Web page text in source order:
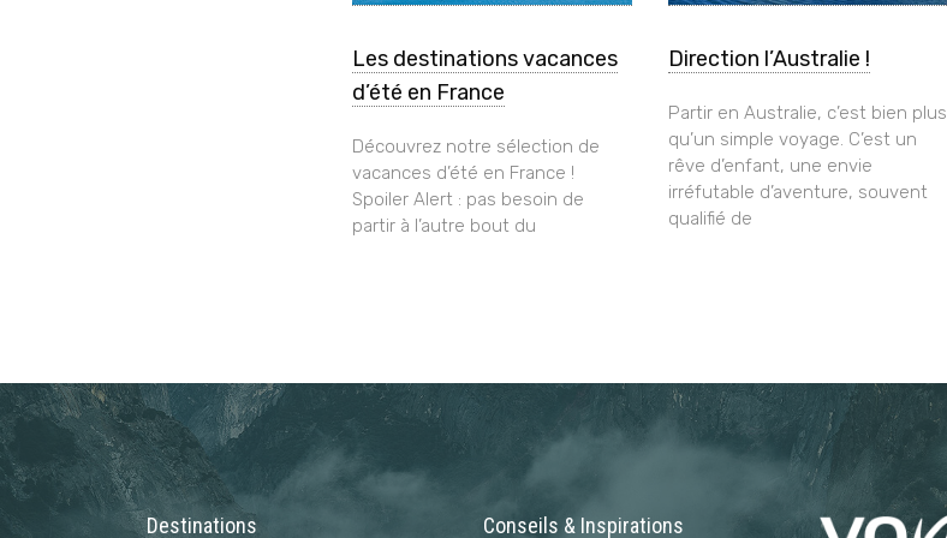
Les destinations vacances
d’été en France
Découvrez notre sélection de
vacances d’été en France !
Spoiler Alert : pas besoin de
partir à l’autre bout du
Direction l’Australie !
Partir en Australie, c’est bien plus
qu’un simple voyage. C’est un
rêve d’enfant, une envie
irréfutable d’aventure, souvent
qualifié de
Destinations Conseils & Inspirations